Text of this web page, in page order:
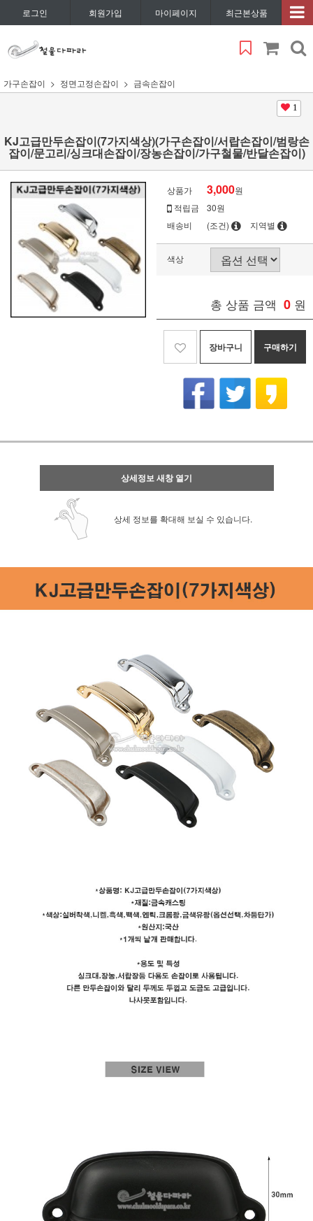
로그인 회원가입 마이페이지 최근본상품
가구손잡이 정면고정손잡이 금속손잡이
1
KJ고급만두손잡이(7가지색상)(가구손잡이/서랍손잡이/범랑손
잡이/문고리/싱크대손잡이/장농손잡이/가구철물/반달손잡이)
상품가 3,000원
적립금
30원
배송비
(조건) 지역별
색상
총 상품 금액 0 원
장바구니 구매하기
상세정보 새창 열기
상세 정보를 확대해 보실 수 있습니다.